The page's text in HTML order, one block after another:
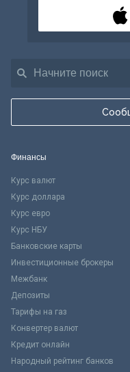
Финансы
Курс валют
Курс доллара
Курс евро
Курс НБУ
Банковские карты
Инвестиционные брокеры
Межбанк
Депозиты
Тарифы на газ
Конвертер валют
Кредит онлайн
Народный рейтинг банков